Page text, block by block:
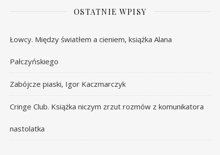
OSTATNIE WPISY
Łowcy. Między światłem a cieniem, książka Alana
Pałczyńskiego
Zabójcze piaski, Igor Kaczmarczyk
Cringe Club. Książka niczym zrzut rozmów z komunikatora
nastolatka